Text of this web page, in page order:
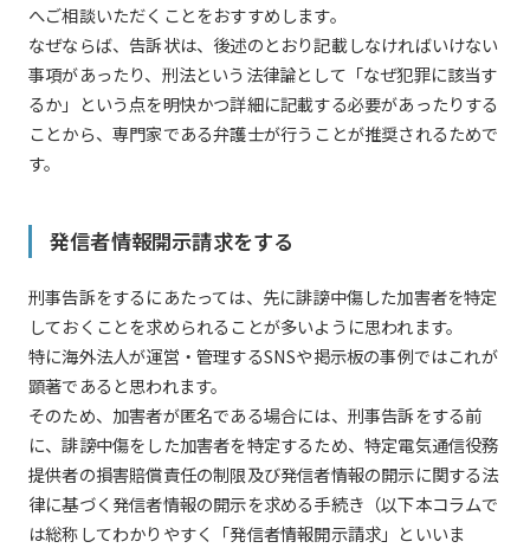
へご相談いただくことをおすすめします。
なぜならば、告訴状は、後述のとおり記載しなければいけない
事項があったり、刑法という法律論として「なぜ犯罪に該当す
るか」という点を明快かつ詳細に記載する必要があったりする
ことから、専門家である弁護士が行うことが推奨されるためで
す。
発信者情報開示請求をする
刑事告訴をするにあたっては、先に誹謗中傷した加害者を特定
しておくことを求められることが多いように思われます。
特に海外法人が運営・管理するSNSや掲示板の事例ではこれが
顕著であると思われます。
そのため、加害者が匿名である場合には、刑事告訴をする前
に、誹謗中傷をした加害者を特定するため、特定電気通信役務
提供者の損害賠償責任の制限及び発信者情報の開示に関する法
律に基づく発信者情報の開示を求める手続き（以下本コラムで
は総称してわかりやすく「発信者情報開示請求」といいま